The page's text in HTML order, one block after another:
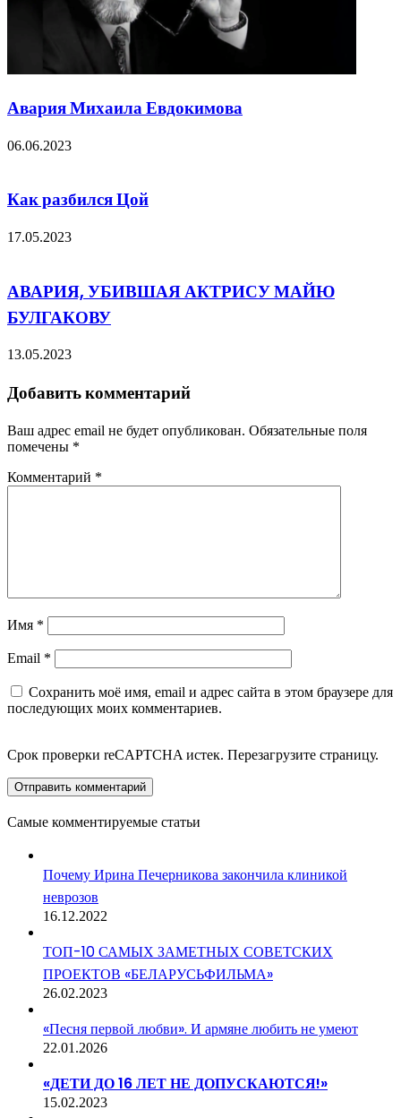
Авария Михаила Евдокимова
06.06.2023
Как разбился Цой
17.05.2023
АВАРИЯ, УБИВШАЯ АКТРИСУ МАЙЮ
БУЛГАКОВУ
13.05.2023
Добавить комментарий
Ваш адрес email не будет опубликован. Обязательные поля
помечены *
Комментарий *
Имя *
Email *
Сохранить моё имя, email и адрес сайта в этом браузере для
последующих моих комментариев.
Срок проверки reCAPTCHA истек. Перезагрузите страницу.
Самые комментируемые статьи
Почему Ирина Печерникова закончила клиникой
неврозов
16.12.2022
ТОП-10 САМЫХ ЗАМЕТНЫХ СОВЕТСКИХ
ПРОЕКТОВ «БЕЛАРУСЬФИЛЬМА»
26.02.2023
«Песня первой любви». И армяне любить не умеют
22.01.2026
«ДЕТИ ДО 16 ЛЕТ НЕ ДОПУСКАЮТСЯ!»
15.02.2023